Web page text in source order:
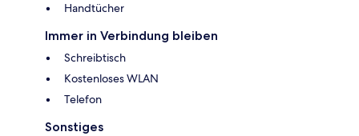
Handtücher
Immer in Verbindung bleiben
Schreibtisch
Kostenloses WLAN
Telefon
Sonstiges